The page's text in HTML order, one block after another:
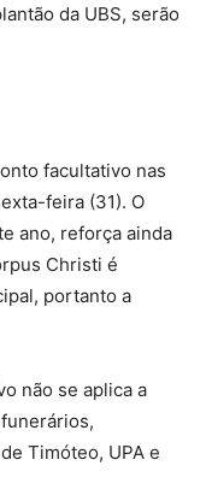
da UBS, serão
facultativo nas
feira (31). O
ano, reforça ainda
Christi é
portanto a
não se aplica a
Timóteo, UPA e